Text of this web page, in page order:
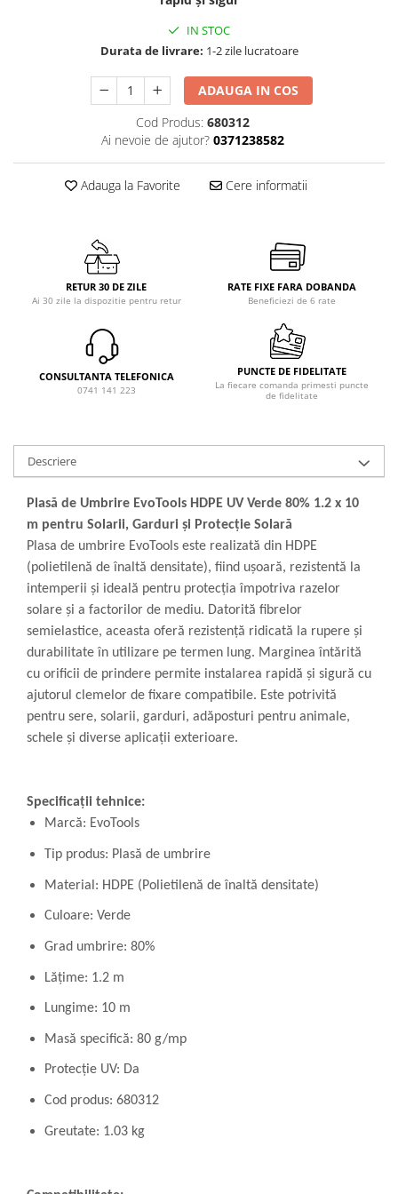
IN STOC
Durata de livrare: 1-2 zile lucratoare
ADAUGA IN COS
Cod Produs: 680312
Ai nevoie de ajutor? 0371238582
Adauga la Favorite Cere informatii
RETUR 30 DE ZILE
Ai 30 zile la dispozitie pentru retur
RATE FIXE FARA DOBANDA
Beneficiezi de 6 rate
CONSULTANTA TELEFONICA
0741 141 223
PUNCTE DE FIDELITATE
La fiecare comanda primesti puncte
de fidelitate
Descriere
Plasă de Umbrire EvoTools HDPE UV Verde 80% 1.2 x 10
m pentru Solarii, Garduri și Protecție Solară
Plasa de umbrire EvoTools este realizată din HDPE
(polietilenă de înaltă densitate), fiind ușoară, rezistentă la
intemperii și ideală pentru protecția împotriva razelor
solare și a factorilor de mediu. Datorită fibrelor
semielastice, aceasta oferă rezistență ridicată la rupere și
durabilitate în utilizare pe termen lung. Marginea întărită
cu orificii de prindere permite instalarea rapidă și sigură cu
ajutorul clemelor de fixare compatibile. Este potrivită
pentru sere, solarii, garduri, adăposturi pentru animale,
schele și diverse aplicații exterioare.
Specificații tehnice:
Marcă: EvoTools
Tip produs: Plasă de umbrire
Material: HDPE (Polietilenă de înaltă densitate)
Culoare: Verde
Grad umbrire: 80%
Lățime: 1.2 m
Lungime: 10 m
Masă specifică: 80 g/mp
Protecție UV: Da
Cod produs: 680312
Greutate: 1.03 kg